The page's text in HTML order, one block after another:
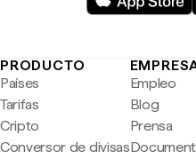
PRODUCTO
Países
Tarifas
Cripto
Conversor de divisas
Empleo
Blog
Prensa